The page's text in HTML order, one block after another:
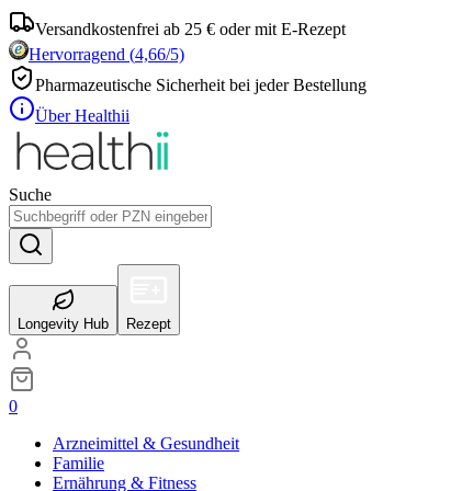
Versandkostenfrei ab 25 € oder mit E-Rezept
Hervorragend (4,66/5)
Pharmazeutische Sicherheit bei jeder Bestellung
Über Healthii
Suche
Longevity Hub Rezept
0
Arzneimittel & Gesundheit
Familie
Ernährung & Fitness